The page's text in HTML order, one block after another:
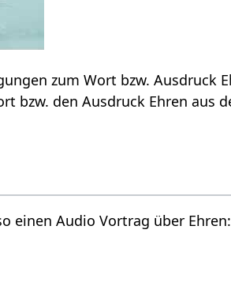
aus dem Geist des Humanismus und des
Hier findest du die Tonspur des oberen Videos, also einen Audio Vortrag über Ehren‏‎: